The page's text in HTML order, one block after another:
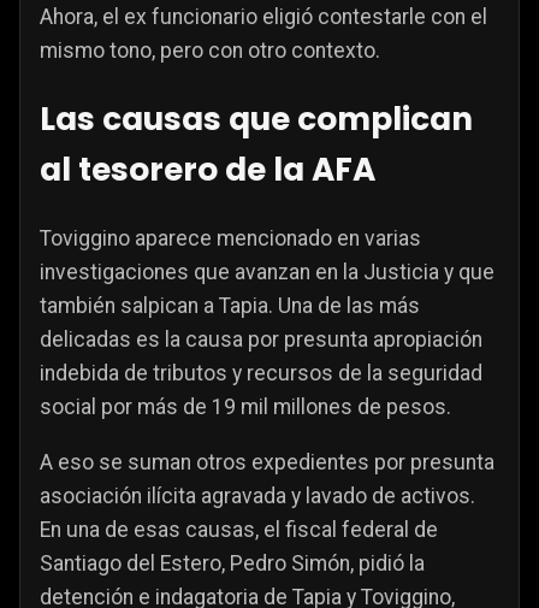
Ahora, el ex funcionario eligió contestarle con el
mismo tono, pero con otro contexto.
Las causas que complican
al tesorero de la AFA
Toviggino aparece mencionado en varias
investigaciones que avanzan en la Justicia y que
también salpican a Tapia. Una de las más
delicadas es la causa por presunta apropiación
indebida de tributos y recursos de la seguridad
social por más de 19 mil millones de pesos.
A eso se suman otros expedientes por presunta
asociación ilícita agravada y lavado de activos.
En una de esas causas, el fiscal federal de
Santiago del Estero, Pedro Simón, pidió la
detención e indagatoria de Tapia y Toviggino,